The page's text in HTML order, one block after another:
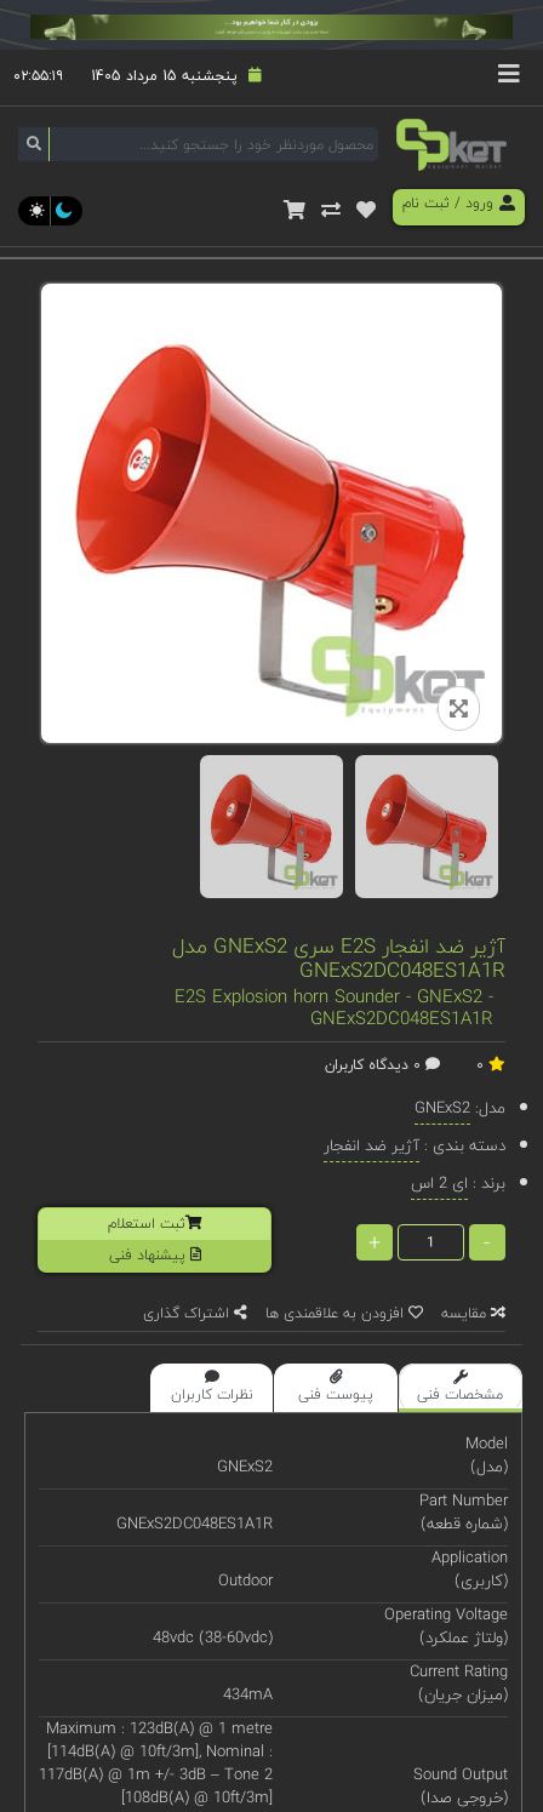
پنجشنبه 15 مرداد 1405 ۰۲:۵۵:۱۹
ورود/ ثبت نام
آژیر ضد انفجار E2S سری GNExS2 مدل
GNExS2DC048ES1A1R
E2S Explosion horn Sounder - GNExS2 -
GNExS2DC048ES1A1R
مدل:GNExS2
دسته بندی :آژیر ضد انفجار
برند : ای 2 اس
-
+
ثبت استعلام
پیشنهاد فنی
مقایسه افزودن به علاقمندی ها اشتراک گذاری
مشخصات فنی پیوست فنی نظرات کاربران
Model
(مدل)
GNExS2
Part Number
(شماره قطعه)
GNExS2DC048ES1A1R
Application
(کاربری)
Outdoor
Operating Voltage
(ولتاژ عملکرد)
48vdc (38-60vdc)
Current Rating
(میزان جریان)
434mA
Sound Output
(خروجی صدا)
Maximum : 123dB(A) @ 1 metre
[114dB(A) @ 10ft/3m], Nominal :
117dB(A) @ 1m +/- 3dB – Tone 2
[108dB(A) @ 10ft/3m]